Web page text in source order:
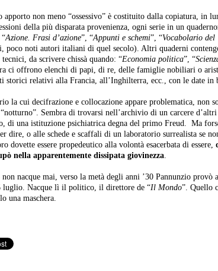
apporto non meno “ossessivo” è costituito dalla copiatura, in
della più disparata provenienza, ogni serie in un
Azione. Frasi d’azione”, “Appunti e schemi”, “Vocabolario del
poco noti autori italiani di quel secolo). Altri quaderni
da scrivere chissà quando: “Economia politica”, “
ci offrono elenchi di papi, di re, delle famiglie nobiliari o
storici relativi alla Francia, all’Inghilterra, ecc., con le date in
la cui decifrazione e collocazione appare problematica, non
Sembra di trovarsi nell’archivio di un carcere
di una istituzione psichiatrica degna del primo Freud. Ma
dire, o alle schede e scaffali di un laboratorio surrealista se
dovette essere propedeutico alla volontà esacerbata di essere,
nella apparentemente dissipata giovinezza.
nacque mai, verso la metà degli anni ’30 Pannunzio
luglio. Nacque lì il politico, il direttore de “Il Mondo”. Quello
una maschera.